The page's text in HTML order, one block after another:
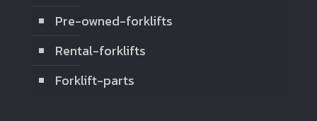
Pre-owned-forklifts
Rental-forklifts
Forklift-parts